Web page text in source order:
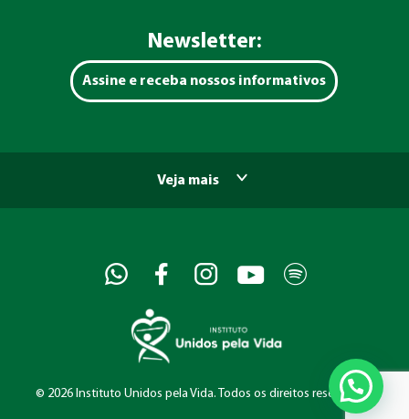
Newsletter:
Assine e receba nossos informativos
Veja mais
© 2026 Instituto Unidos pela Vida. Todos os direitos reservados.